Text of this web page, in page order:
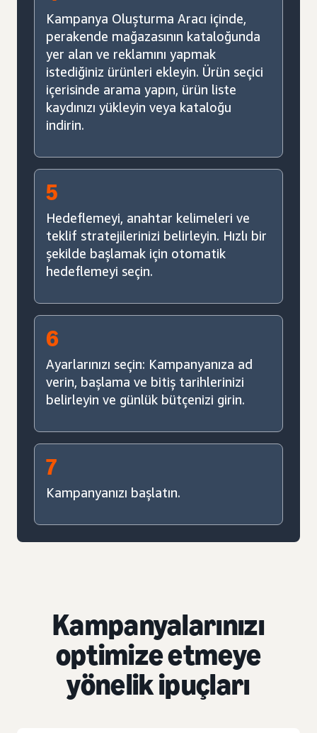
Kampanya Oluşturma Aracı içinde,
perakende mağazasının kataloğunda
yer alan ve reklamını yapmak
istediğiniz ürünleri ekleyin. Ürün seçici
içerisinde arama yapın, ürün liste
kaydınızı yükleyin veya kataloğu
indirin.
5
Hedeflemeyi, anahtar kelimeleri ve
teklif stratejilerinizi belirleyin. Hızlı bir
şekilde başlamak için otomatik
hedeflemeyi seçin.
6
Ayarlarınızı seçin: Kampanyanıza ad
verin, başlama ve bitiş tarihlerinizi
belirleyin ve günlük bütçenizi girin.
7
Kampanyanızı başlatın.
Kampanyalarınızı
optimize etmeye
yönelik ipuçları